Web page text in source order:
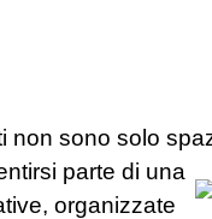
non sono solo
parte di una
organizzate